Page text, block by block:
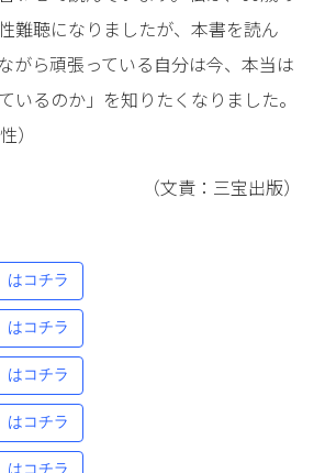
難聴になりましたが、本書を読ん
がら頑張っている自分は今、本当は
いるのか」を知りたくなりました。
）
（文責：三宝出版）